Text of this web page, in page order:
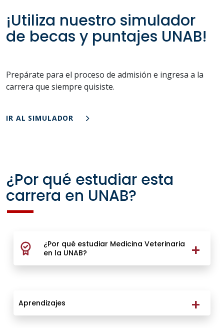
¡Utiliza nuestro simulador
de becas y puntajes UNAB!
Prepárate para el proceso de admisión e ingresa a la
carrera que siempre quisiste.
IR AL SIMULADOR
¿Por qué estudiar esta
carrera en UNAB?
¿Por qué estudiar Medicina Veterinaria
en la UNAB?
Aprendizajes